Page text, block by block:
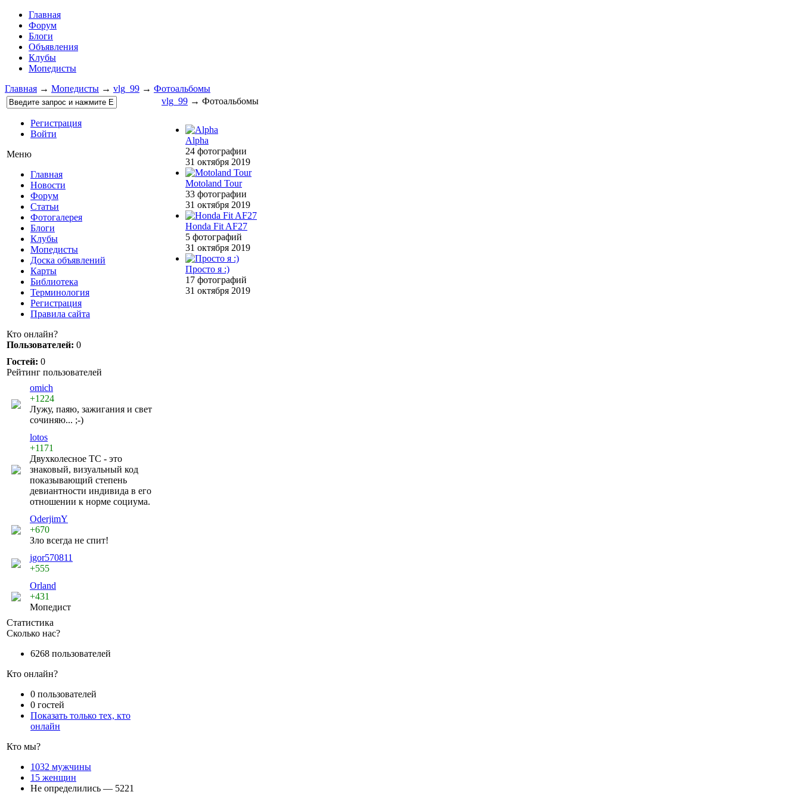
Главная
Форум
Блоги
Объявления
Клубы
Мопедисты
Главная → Мопедисты → vlg_99 → Фотоальбомы
Регистрация
Войти
Меню
Главная
Новости
Форум
Статьи
Фотогалерея
Блоги
Клубы
Мопедисты
Доска объявлений
Карты
Библиотека
Терминология
Регистрация
Правила сайта
Кто онлайн?
Пользователей: 0
Гостей: 0
Рейтинг пользователей
omich
+1224
Лужу, паяю, зажигания и свет
сочиняю... ;-)
lotos
+1171
Двухколесное ТС - это
знаковый, визуальный код
показывающий степень
девиантности индивида в его
отношении к норме социума.
OderjimY
+670
Зло всегда не спит!
jgor570811
+555
Orland
+431
Мопедист
Статистика
Сколько нас?
6268 пользователей
Кто онлайн?
0 пользователей
0 гостей
Показать только тех, кто
онлайн
Кто мы?
1032 мужчины
15 женщин
Не определились — 5221
vlg_99 → Фотоальбомы
Alpha
24 фотографии
31 октября 2019
Motoland Tour
33 фотографии
31 октября 2019
Honda Fit AF27
5 фотографий
31 октября 2019
Просто я :)
17 фотографий
31 октября 2019